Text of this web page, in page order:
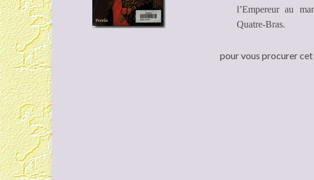
l’Empereur au
Quatre-Bras.
pour vous procurer cet